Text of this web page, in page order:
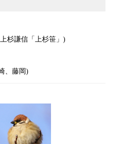
杉謙信「上杉笹」)
、藤岡)